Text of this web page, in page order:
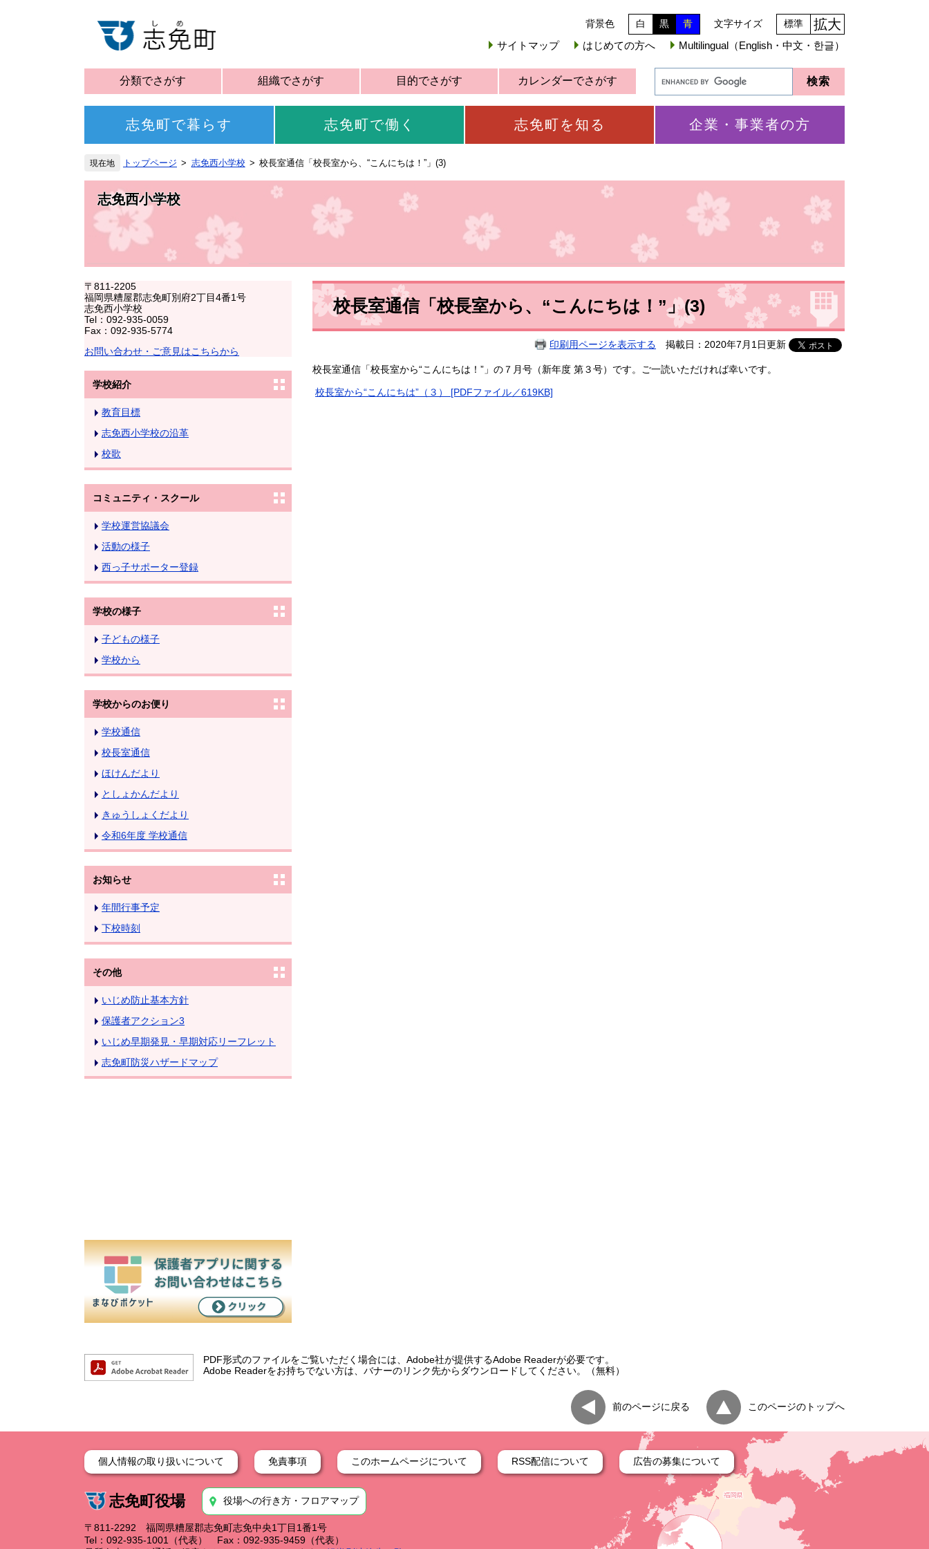
背景色 白 黒 青 文字サイズ 標準 拡大
サイトマップ はじめての方へ Multilingual（English・中文・한글）
分類でさがす 組織でさがす 目的でさがす カレンダーでさがす
志免町で暮らす 志免町で働く 志免町を知る 企業・事業者の方
トップページ 志免西小学校 校長室通信「校長室から、“こんにちは！”」(3)
志免西小学校
〒811-2205
福岡県糟屋郡志免町別府2丁目4番1号
志免西小学校
Tel：092-935-0059
Fax：092-935-5774
お問い合わせ・ご意見はこちらから
学校紹介
教育目標
志免西小学校の沿革
校歌
コミュニティ・スクール
学校運営協議会
活動の様子
西っ子サポーター登録
学校の様子
子どもの様子
学校から
学校からのお便り
学校通信
校長室通信
ほけんだより
としょかんだより
きゅうしょくだより
令和6年度 学校通信
お知らせ
年間行事予定
下校時刻
その他
いじめ防止基本方針
保護者アクション3
いじめ早期発見・早期対応リーフレット
志免町防災ハザードマップ
校長室通信「校長室から、“こんにちは！”」(3)
印刷用ページを表示する 掲載日：2020年7月1日更新
校長室通信「校長室から“こんにちは！”」の７月号（新年度 第３号）です。ご一読いただければ幸いです。
校長室から“こんにちは”（３） [PDFファイル／619KB]
PDF形式のファイルをご覧いただく場合には、Adobe社が提供するAdobe Readerが必要です。
Adobe Readerをお持ちでない方は、バナーのリンク先からダウンロードしてください。（無料）
前のページに戻る このページのトップへ
個人情報の取り扱いについて 免責事項 このホームページについて RSS配信について 広告の募集について
志免町役場 役場への行き方・フロアマップ
〒811-2292 福岡県糟屋郡志免町志免中央1丁目1番1号
Tel：092-935-1001（代表） Fax：092-935-9459（代表）